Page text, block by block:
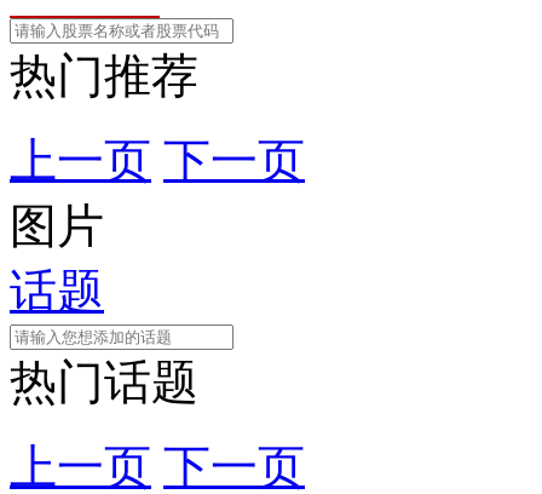
热门推荐
上一页 下一页
图片
话题
热门话题
上一页 下一页